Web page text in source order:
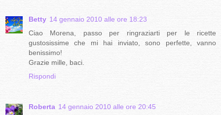
Betty 14 gennaio 2010 alle ore 18:23
Ciao Morena, passo per ringraziarti per le ricette
gustosissime che mi hai inviato, sono perfette, vanno
benissimo!
Grazie mille, baci.
Rispondi
Roberta 14 gennaio 2010 alle ore 20:45